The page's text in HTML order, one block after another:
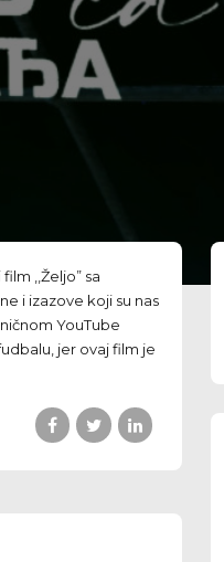
,,Željo” sa
i izazove koji su nas
YouTube
jer ovaj film je